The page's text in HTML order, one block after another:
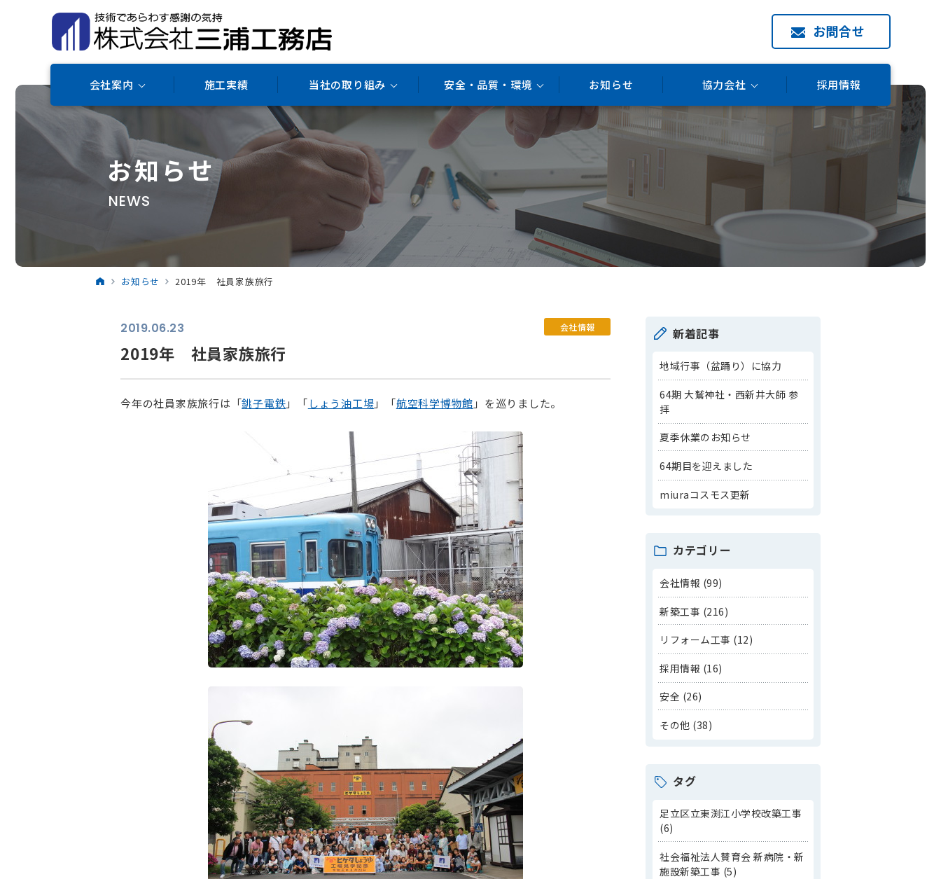
お問合せ
会社案内 施工実績 当社の取り組み 安全・品質・環境 お知らせ 協力会社 採用情報
お知らせ
NEWS
お知らせ 2019年 社員家族旅行
2019.06.23 会社情報
2019年 社員家族旅行
今年の社員家族旅行は「銚子電鉄」「しょう油工場」「航空科学博物館 」を巡りました。
新着記事
地域行事（盆踊り）に協力
64期 大鷲神社・西新井大師 参
拝
夏季休業のお知らせ
64期目を迎えました
miuraコスモス更新
カテゴリー
会社情報 (99)
新築工事 (216)
リフォーム工事 (12)
採用情報 (16)
安全 (26)
その他 (38)
タグ
足立区立東渕江小学校改築工事
(6)
社会福祉法人賛育会 新病院・新
施設新築工事 (5)